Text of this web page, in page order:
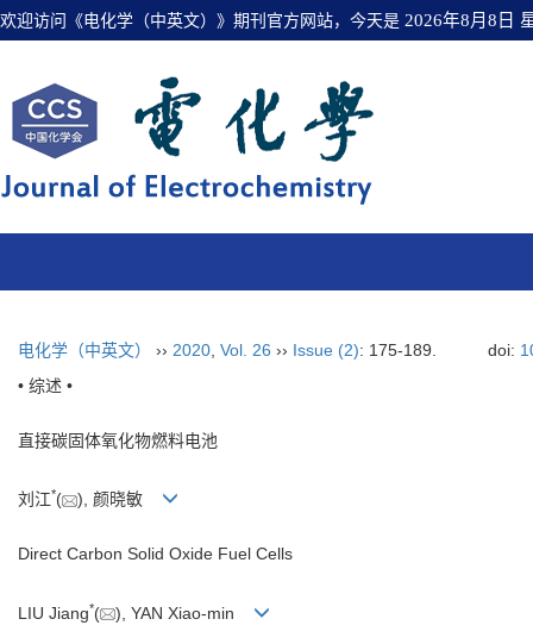
欢迎访问《电化学（中英文）》期刊官方网站，今天是 2026年8月8日
电化学（中英文） ›› 2020 Vol. 26 ›› Issue (2): 175-189. doi:
• 综述 •
直接碳固体氧化物燃料电池
刘江*( ), 颜晓敏
Direct Carbon Solid Oxide Fuel Cells
LIU Jiang*( ), YAN Xiao-min